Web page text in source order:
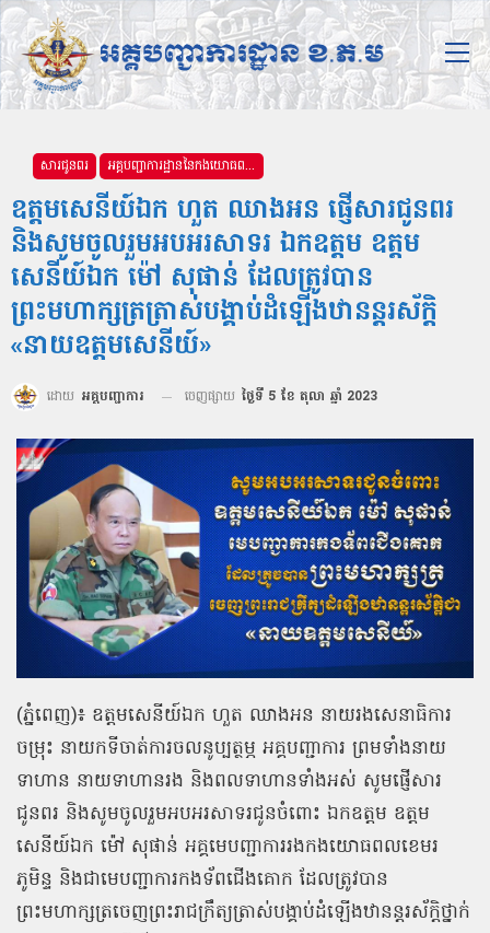
សារជូនពរ អគ្គបញ្ជាការដ្ឋាននៃកងយោធពលខេមរភូមិន្ទ
ឧត្ដមសេនីយ៍ឯក ហួត ឈាងអន ផ្ញើសារជូនពរ
និងសូមចូលរួមអបអរសាទរ ឯកឧត្តម ឧត្តម
សេនីយ៍ឯក ម៉ៅ សុផាន់ ដែលត្រូវបាន
ព្រះមហាក្សត្រត្រាស់បង្គាប់ដំឡើងឋានន្ដរស័ក្ដិ
«នាយឧត្តមសេនីយ៍»
ដោយ អគ្គបញ្ជាការ ចេញផ្សាយ ថ្ងៃទី 5 ខែ តុលា ឆ្នាំ 2023
(ភ្នំពេញ)៖ ឧត្ដមសេនីយ៍ឯក ហួត ឈាងអន នាយរងសេនាធិការ
ចម្រុះ នាយកទីចាត់ការចលនូប្បត្ថម្ភ អគ្គបញ្ជាការ ព្រមទាំងនាយ
ទាហាន នាយទាហានរង និងពលទាហានទាំងអស់ សូមផ្ញើសារ
ជូនពរ និងសូមចូលរួមអបអរសាទរជូនចំពោះ ឯកឧត្តម ឧត្តម
សេនីយ៍ឯក ម៉ៅ សុផាន់ អគ្គមេបញ្ជាការរងកងយោធពលខេមរ
ភូមិន្ទ និងជាមេបញ្ជាការកងទ័ពជើងគោក ដែលត្រូវបាន
ព្រះមហាក្សត្រចេញព្រះរាជក្រឹត្យត្រាស់បង្គាប់ដំឡើងឋានន្ដរស័ក្ដិថ្នាក់